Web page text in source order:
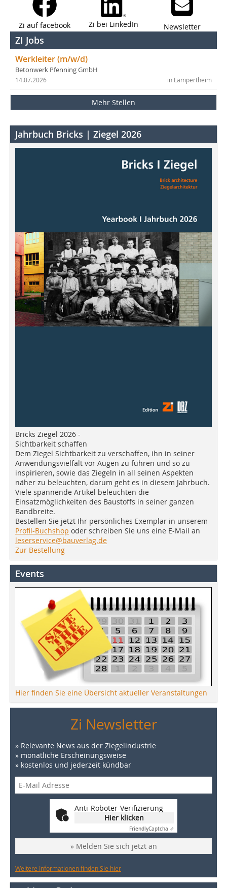
Zi auf facebook Zi bei LinkedIn Newsletter
ZI Jobs
Werkleiter (m/w/d)
Betonwerk Pfenning GmbH
in Lampertheim
14.07.2026
Mehr Stellen
Jahrbuch Bricks | Ziegel 2026
Bricks Ziegel 2026 -
Sichtbarkeit schaffen
Dem Ziegel Sichtbarkeit zu verschaffen, ihn in seiner
Anwendungsvielfalt vor Augen zu führen und so zu
inspirieren, sowie das Ziegeln in all seinen Aspekten
näher zu beleuchten, darum geht es in diesem Jahrbuch.
Viele spannende Artikel beleuchten die
Einsatzmöglichkeiten des Baustoffs in seiner ganzen
Bandbreite.
Bestellen Sie jetzt Ihr persönliches Exemplar in unserem
Profil-Buchshop oder schreiben Sie uns eine E-Mail an
leserservice@bauverlag.de
Zur Bestellung
Events
Hier finden Sie eine Übersicht aktueller Veranstaltungen
Zi Newsletter
» Relevante News aus der Ziegelindustrie
» monatliche Erscheinungsweise
» kostenlos und jederzeit kündbar
Anti-Roboter-Verifizierung
Hier klicken
FriendlyCaptcha ⇗
» Melden Sie sich jetzt an
Weitere Informationen finden Sie hier